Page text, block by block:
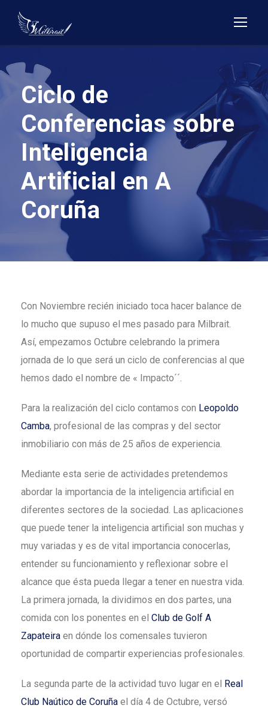
Ciclo de
Conferencias sobre
Inteligencia
Artificial en A
Coruña
Con Noviembre recién iniciado toca hacer balance de
lo mucho que supuso el mes pasado para Milbrait.
Así, empezamos Octubre celebrando la primera
jornada de lo que será un ciclo de conferencias al que
hemos dado el nombre de « Impacto´´.
Para la realización del ciclo contamos con Leopoldo
Camba, profesional de las compras y del sector
inmobiliario con más de 25 años de experiencia.
Mediante esta serie de actividades pretendemos
abordar la importancia de la inteligencia artificial en
diferentes sectores de la sociedad. Las aplicaciones
que puede tener la inteligencia artificial son muchas y
muy variadas y es de vital importancia conocerlas,
entender su funcionamiento y reflexionar sobre el
alcance que ésta pueda llegar a tener en nuestra vida.
La primera jornada, la dividimos en dos partes, una
comida con los ponentes en el Club de Golf A
Zapateira en dónde los comensales tuvieron
oportunidad de compartir experiencias profesionales.
La segunda parte de la actividad tuvo lugar en el Real
Club Naútico de Coruña el día 4 de Octubre, versó